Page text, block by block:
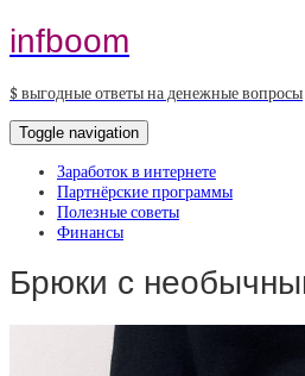
infboom
$ выгодные ответы на денежные вопросы
Toggle navigation
Заработок в интернете
Партнёрские программы
Полезные советы
Финансы
Брюки с